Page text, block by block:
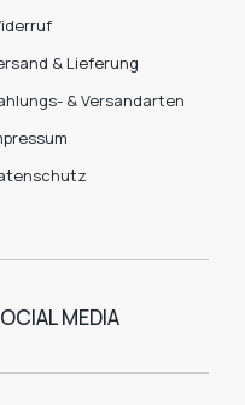
& Lieferung
& Versandarten
MEDIA